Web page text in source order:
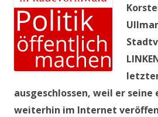
ausgeschlossen, weil er seine
weiterhin im Internet